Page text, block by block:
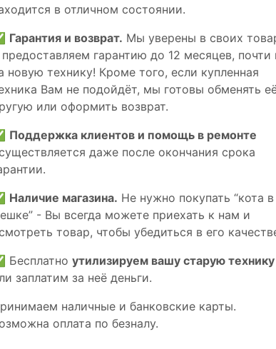
в отличном состоянии.
Гарантия и возврат. Мы уверены в своих
гарантию до 12 месяцев, почти
новую технику! Кроме того, если купленная
Вам не подойдёт, мы готовы обменять
или оформить возврат.
Поддержка клиентов и помощь в ремонте
даже после окончания срока
Наличие магазина. Не нужно покупать “кота в
- Вы всегда можете приехать к нам и
товар, чтобы убедиться в его
Бесплатно утилизируем вашу старую технику
заплатим за неё деньги.
наличные и банковские карты.
оплата по безналу.